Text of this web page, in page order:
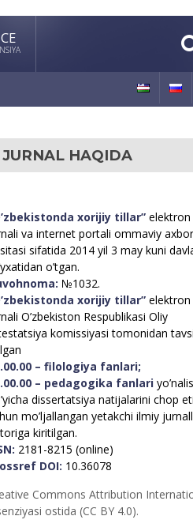
JURNAL HAQIDA
xorijiy tillar”elektron
va internet portali ommaviy
sifatida 2014 yil 3 may kuni
o’tgan.
№1032.
xorijiy tillar”elektron
O’zbekiston Respublikasi Oliy
komissiyasi tomonidan
– filologiya fanlari;
– pedagogika fanlari
dissertatsiya natijalarini chop
mo’ljallangan yetakchi ilmiy
kiritilgan.
2181-8215 (online)
DOI: 10.36078
Commons Attribution
ostida (CC BY 4.0).